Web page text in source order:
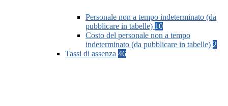
Personale non a tempo indeterminato (da
pubblicare in tabelle) 10
Costo del personale non a tempo
indeterminato (da pubblicare in tabelle) 2
Tassi di assenza 46